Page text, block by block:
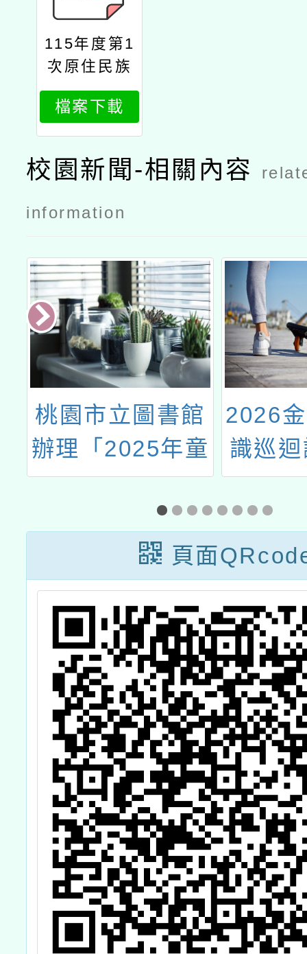
115年度第1
次原住民族
語言能力認
證測驗公文
檔案下載
校園新聞-相關內容
information
桃園市立圖書館
辦理「2025年童
演童語兒童閱讀
推廣活動」復興
場 次
2026
識巡
頁面